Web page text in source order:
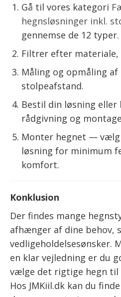
Gå til vores kategori
hegnsløsninger inkl.
gennemse de 12 typer.
Filtrer efter materiale,
Måling og opmåling
stolpeafstand.
Bestil din løsning
rådgivning og
Monter hegnet —
løsning for minimum
komfort.
Konklusion
Der findes mange
afhænger af dine behov,
vedligeholdelsesønsker.
en klar vejledning er du
vælge det rigtige hegn til
Hos JMKiil.dk kan du